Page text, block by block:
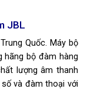
JBL
Quốc. Máy bộ
bộ đàm hàng
lượng âm thanh
và đàm thoại với